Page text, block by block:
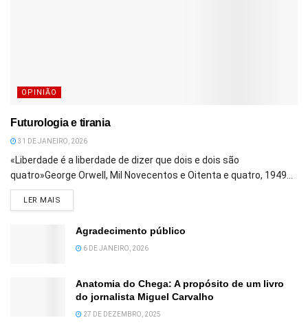
OPINIÃO
Futurologia e tirania
31 DE JANEIRO, 2026
«Liberdade é a liberdade de dizer que dois e dois são
quatro»George Orwell, Mil Novecentos e Oitenta e quatro, 1949...
LER MAIS
Agradecimento público
6 DE JANEIRO, 2026
Anatomia do Chega: A propósito de um livro
do jornalista Miguel Carvalho
27 DE DEZEMBRO, 2025